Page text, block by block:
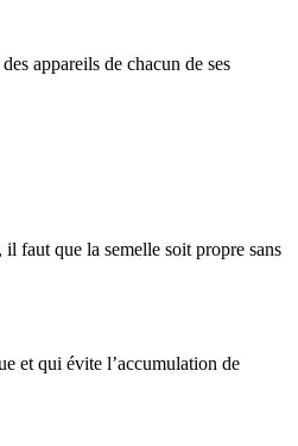
appareils de chacun de ses
faut que la semelle soit propre sans
et qui évite l’accumulation de